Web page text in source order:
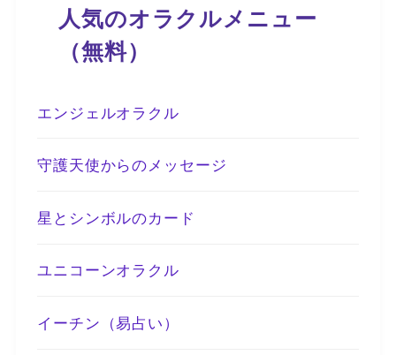
人気のオラクルメニュー
（無料）
エンジェルオラクル
守護天使からのメッセージ
星とシンボルのカード
ユニコーンオラクル
イーチン（易占い）